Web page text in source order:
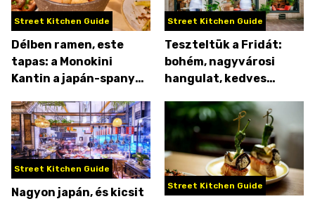
Street Kitchen Guide
Délben ramen, este
tapas: a Monokini
Kantin a japán-spanyol
ízelítőt
Street Kitchen Guide
Teszteltük a Fridát:
bohém, nagyvárosi
hangulat, kedves
kaják - pipa
Street Kitchen Guide
Nagyon japán, és kicsit
Street Kitchen Guide